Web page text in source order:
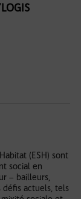
(ESH) sont
social en
– bailleurs,
actuels, tels